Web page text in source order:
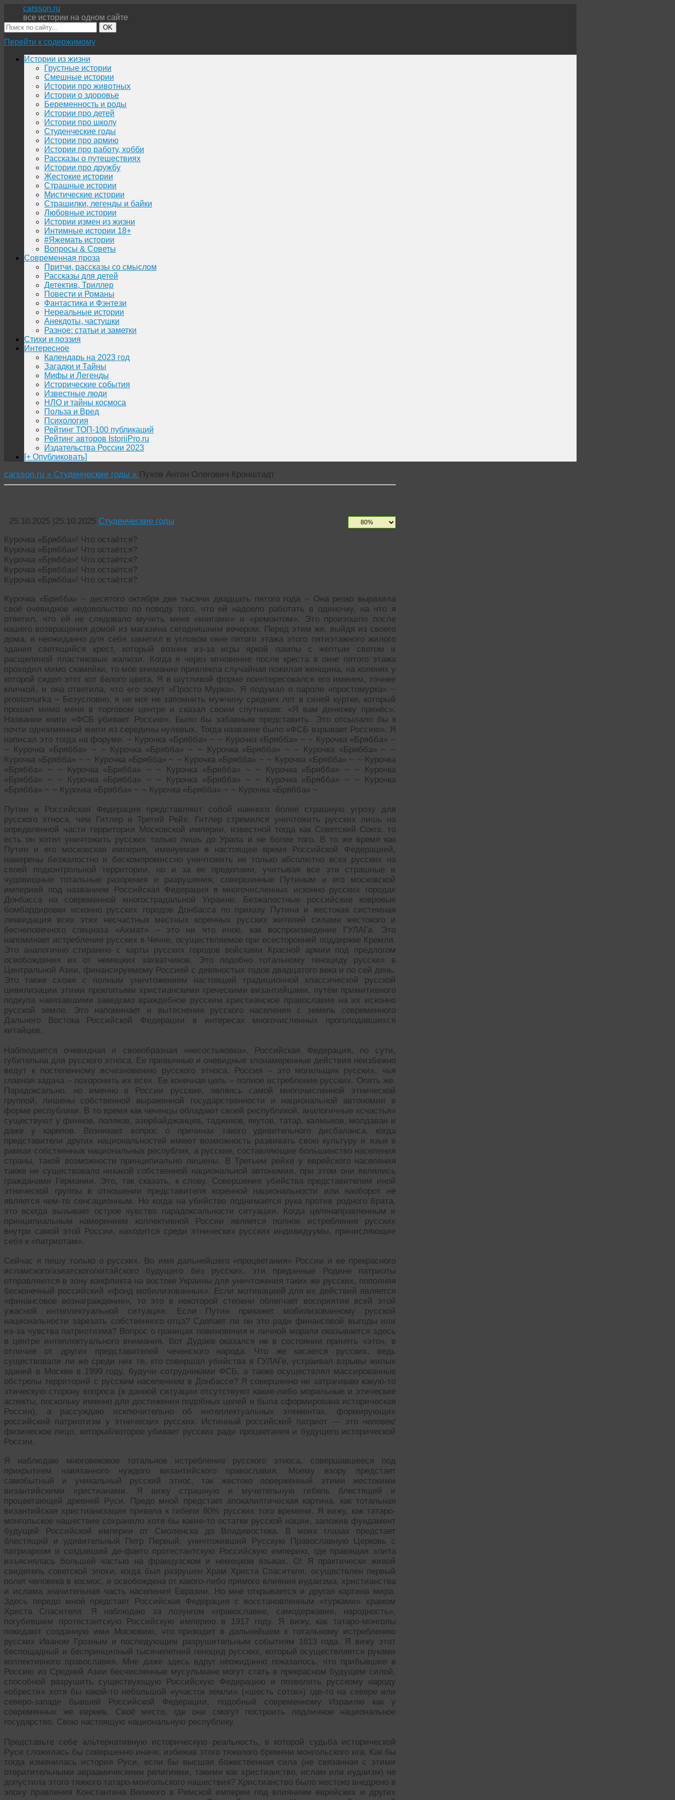
carsson.ru
все истории на одном сайте
OK
Перейти к содержимому
Истории из жизни
Грустные истории
Смешные истории
Истории про животных
Истории о здоровье
Беременность и роды
Истории про детей
Истории про школу
Студенческие годы
Истории про армию
Истории про работу, хобби
Рассказы о путешествиях
Истории про дружбу
Жестокие истории
Страшные истории
Мистические истории
Страшилки, легенды и байки
Любовные истории
Истории измен из жизни
Интимные истории 18+
#Яжемать истории
Вопросы & Советы
Современная проза
Притчи, рассказы со смыслом
Рассказы для детей
Детектив, Триллер
Повести и Романы
Фантастика и Фэнтези
Нереальные истории
Анекдоты, частушки
Разное: статьи и заметки
Стихи и поэзия
Интересное
Календарь на 2023 год
Загадки и Тайны
Мифы и Легенды
Исторические события
Известные люди
НЛО и тайны космоса
Польза и Вред
Психология
Рейтинг ТОП-100 публикаций
Рейтинг авторов IstoriiPro.ru
Издательства России 2023
[+ Опубликовать]
carsson.ru » Студенческие годы » Пухов Антон Олегович Кронштадт
25.10.2025 |25.10.2025 Студенческие годы
Курочка «Брябба»! Что остаётся?
Курочка «Брябба»! Что остаётся?
Курочка «Брябба»! Что остаётся?
Курочка «Брябба»! Что остаётся?
Курочка «Брябба»! Что остаётся?
Курочка «Брябба» ~ десятого октября две тысячи двадцать пятого года ~ Она резко выразила
своё очевидное недовольство по поводу того, что ей надоело работать в одиночку, на что я
ответил, что ей не следовало мучить меня «книгами» и «ремонтом». Это произошло после
нашего возвращения домой из магазина сегодняшним вечером. Перед этим же, выйдя из своего
дома, я неожиданно для себя заметил в угловом окне пятого этажа этого пятиэтажного жилого
здания светящийся крест, который возник из-за игры яркой лампы с желтым светом и
расщелиной пластиковых жалюзи. Когда я через мгновение после креста в окне пятого этажа
проходил мимо скамейки, то мое внимание привлекла случайная пожилая женщина, на коленях у
которой сидел этот кот белого цвета. Я в шутливой форме поинтересовался его именем, точнее
кличкой, и она ответила, что его зовут «Просто Мурка». Я подумал о пароле «простомурка» ~
prostomurka ~ Безусловно, я не мог не запомнить мужчину средних лет в синей куртке, который
прошел мимо меня в торговом центре и сказал своим спутникам: «Я вам денюжку принёс».
Название книги «ФСБ убивает Россию». Было бы забавным представить. Это отсылало бы к
почти одноименной книги из середины нулевых. Тогда название было «ФСБ взрывает Россию». Я
написал это тогда на форуме. ~ Курочка «Брябба» ~ ~ Курочка «Брябба» ~ ~ Курочка «Брябба» ~
~ Курочка «Брябба» ~ ~ Курочка «Брябба» ~ ~ Курочка «Брябба» ~ ~ Курочка «Брябба» ~ ~
Курочка «Брябба» ~ ~ Курочка «Брябба» ~ ~ Курочка «Брябба» ~ ~ Курочка «Брябба» ~ ~ Курочка
«Брябба» ~ ~ Курочка «Брябба» ~ ~ Курочка «Брябба» ~ ~ Курочка «Брябба» ~ ~ Курочка
«Брябба» ~ ~ Курочка «Брябба» ~ ~ Курочка «Брябба» ~ ~ Курочка «Брябба» ~ ~ Курочка
«Брябба» ~ ~ Курочка «Брябба» ~ ~ Курочка «Брябба» ~ ~ Курочка «Брябба» ~
Путин и Российская Федерация представляют собой намного более страшную угрозу для
русского этноса, чем Гитлер и Третий Рейх. Гитлер стремился уничтожить русских лишь на
определенной части территории Московской империи, известной тогда как Советский Союз, то
есть он хотел уничтожить русских только лишь до Урала и не более того. В то же время как
Путин и его московская империя, именуемая в настоящее время Российской Федерацией,
намерены безжалостно и бескомпромиссно уничтожить не только абсолютно всех русских на
своей подконтрольной территории, но и за ее пределами, учитывая все эти страшные и
чудовищные тотальные разорения и разрушения, совершенные Путиным и его московской
империей под названием Российская Федерация в многочисленных исконно русских городах
Донбасса на современной многострадальной Украине. Безжалостные российские ковровые
бомбардировки исконно русских городов Донбасса по приказу Путина и жестокая системная
ликвидация всех этих несчастных местных коренных русских жителей силами жестокого и
бесчеловечного спецназа «Ахмат» – это ни что иное, как воспроизведение ГУЛАГа. Это
напоминает истребление русских в Чечне, осуществляемое при всесторонней поддержке Кремля.
Это аналогично стиранию с карты русских городов войсками Красной армии под предлогом
освобождения их от немецких захватчиков. Это подобно тотальному геноциду русских в
Центральной Азии, финансируемому Россией с девяностых годов двадцатого века и по сей день.
Это также схоже с полным уничтожением настоящей традиционной классической русской
цивилизации этими проклятыми христианскими греческими византийцами, путём примитивного
подкупа навязавшими заведомо враждебное русским христианское православие на их исконно
русской земле. Это напоминает и вытеснение русского населения с земель современного
Дальнего Востока Российской Федерации в интересах многочисленных проголодавшихся
китайцев.
Наблюдается очевидная и своеобразная «несостыковка». Российская Федерация, по сути,
губительна для русского этноса. Ее привычные и очевидные злонамеренные действия неизбежно
ведут к постепенному исчезновению русского этноса. Россия – это могильщик русских, чья
главная задача – похоронить их всех. Ее конечная цель – полное истребление русских. Опять же.
Парадоксально, но именно в России русские, являясь самой многочисленной этнической
группой, лишены собственной выраженной государственности и национальной автономии в
форме республики. В то время как чеченцы обладают своей республикой, аналогичные «счастья»
существуют у финнов, поляков, азербайджанцев, таджиков, якутов, татар, калмыков, молдаван и
даже у карелов. Возникает вопрос о причинах такого удивительного дисбаланса, когда
представители других национальностей имеют возможность развивать свою культуру и язык в
рамках собственных национальных республик, а русские, составляющие большинство населения
страны, такой возможности принципиально лишены. В Третьем рейхе у еврейского населения
также не существовало никакой собственной национальной автономии, при этом они являлись
гражданами Германии. Это, так сказать, к слову. Совершение убийства представителем иной
этнической группы в отношении представителя коренной национальности или наоборот не
является чем-то сенсационным. Но когда на убийство поднимается рука против родного брата,
это всегда вызывает острое чувство парадоксальности ситуации. Когда целенаправленным и
принципиальным намерением коллективной России является полное истребление русских
внутри самой этой России, находятся среди этнических русских индивидуумы, причисляющие
себя к «патриотам».
Сейчас я пишу только о русских. Во имя дальнейшего «процветания» России и ее прекрасного
исламского/азиатского/китайского будущего без русских, эти преданные Родине патриоты
отправляются в зону конфликта на востоке Украины для уничтожения таких же русских, пополняя
бесконечный российский «фонд мобилизованных». Если мотивацией для их действий является
«финансовое вознаграждение», то это в некоторой степени облегчает восприятие всей этой
ужасной интеллектуальной ситуации. Если Путин прикажет мобилизованному русской
национальности зарезать собственного отца? Сделает ли он это ради финансовой выгоды или
из-за чувства патриотизма? Вопрос о границах повиновения и личной морали оказывается здесь
в центре интеллектуального внимания. Вот Дудаев оказался не в состоянии принять «это», в
отличие от других представителей чеченского народа. Что же касается русских, ведь
существовали ли же среди них те, кто совершал убийства в ГУЛАГе, устраивал взрывы жилых
зданий в Москве в 1999 году, будучи сотрудниками ФСБ, а также осуществлял массированные
обстрелы территорий с русским населением в Донбассе? Я совершенно не затрагиваю какую-то
этическую сторону вопроса (в данной ситуации отсутствуют какие-либо моральные и этические
аспекты, поскольку именно для достижения подобных целей и была сформирована историческая
Россия), а рассуждаю исключительно об интеллектуальных элементах, формирующих
российский патриотизм у этнических русских. Истинный российский патриот — это человек/
физическое лицо, который/которое убивает русских ради процветания и будущего исторической
России.
Я наблюдаю многовековое тотальное истребление русского этноса, совершавшееся под
прикрытием навязанного чуждого византийского православия. Моему взору предстает
самобытный и уникальный русский этнос, так жестоко поверженный этими жестокими
византийскими христианами. Я вижу страшную и мучительную гибель блестящей и
процветающей древней Руси. Предо мной предстает апокалиптическая картина, как тотальная
византийская христианизация привела к гибели 80% русских того времени. Я вижу, как татаро-
монгольское нашествие сохранило хотя бы какие-то остатки русской нации, заложив фундамент
будущей Российской империи от Смоленска до Владивостока. В моих глазах предстает
блестящий и удивительный Петр Первый, уничтоживший Русскую Православную Церковь с
патриархом и создавший де-факто протестантскую Российскую империю, где правящая элита
изъяснялась большей частью на французском и немецком языках. О! Я практически живой
свидетель советской эпохи, когда был разрушен Храм Христа Спасителя, осуществлен первый
полет человека в космос, и освобождена от какого-либо прямого влияния иудаизма, христианства
и ислама значительная часть населения Евразии. Но мне открывается и другая картина мира.
Здесь передо мной предстает Российская Федерация с восстановленным «турками» храмом
Христа Спасителя. Я наблюдаю за лозунгом «православие, самодержавие, народность»,
погубившим протестантскую Российскую империю в 1917 году. Я вижу, как татаро-монголы
покидают созданную ими Московию, что приводит в дальнейшем к тотальному истреблению
русских Иваном Грозным и последующим разрушительным событиям 1613 года. Я вижу этот
беспощадный и беспринципный тысячелетний геноцид русских, который осуществляется руками
коллективного православия. Мне даже здесь вдруг неожиданно показалось, что прибывшие в
Россию из Средней Азии бесчисленные мусульмане могут стать в прекрасном будущем силой,
способной разрушить существующую Российскую Федерацию и позволить русскому народу
«обрести» хотя бы какой-то небольшой «участок земли» («шесть соток») где-то на севере или
северо-западе бывшей Российской Федерации, подобный современному Израилю как у
современных же евреев. Своё место, где они смогут построить подлинное национальное
государство. Свою настоящую национальную республику.
Представьте себе альтернативную историческую реальность, в которой судьба исторической
Руси сложилась бы совершенно иначе, избежав этого тяжелого бремени монгольского ига. Как бы
тогда изменилась история Руси, если бы высшая божественная сила (не связанная с этими
отвратительными авраамическими религиями, такими как христианство, ислам или иудаизм) не
допустила этого тяжкого татаро-монгольского нашествия? Христианство было жестоко внедрено в
эпоху правления Константина Великого в Римской империи под влиянием еврейских и других